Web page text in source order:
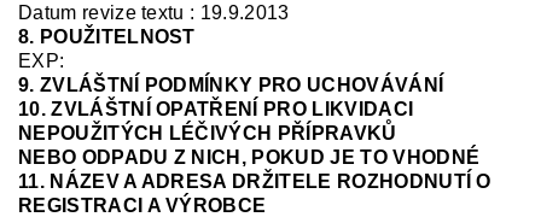
Datum revize textu : 19.9.2013
8. POUŽITELNOST
EXP:
9. ZVLÁŠTNÍ PODMÍNKY PRO UCHOVÁVÁNÍ
10. ZVLÁŠTNÍ OPATŘENÍ PRO LIKVIDACI
NEPOUŽITÝCH LÉČIVÝCH PŘÍPRAVKŮ
NEBO ODPADU Z NICH, POKUD JE TO VHODNÉ
11. NÁZEV A ADRESA DRŽITELE ROZHODNUTÍ O
REGISTRACI A VÝROBCE